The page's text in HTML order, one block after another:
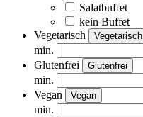
Salatbuffet
kein Buffet
Vegetarisch
Vegetarisch
min.
Glutenfrei
Glutenfrei
min.
Vegan
Vegan
min.